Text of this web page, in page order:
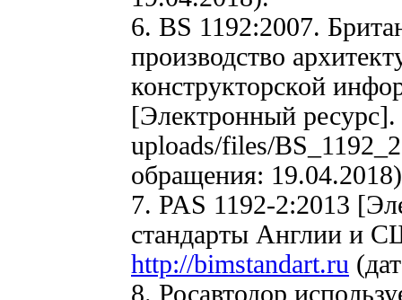
6. BS 1192:2007.
производство
конструкторской
[Электронный
uploads/files/
обращения:
7. PAS 1192-2:2013
стандарты Англии и
http://bimstandart.ru
8. Росавтодор